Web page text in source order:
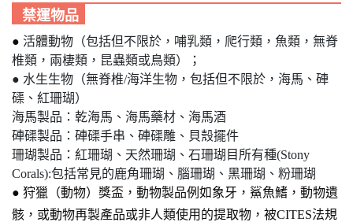
禁運物品
● 活體動物（包括但不限於，哺乳類，爬行類，魚類，無脊
椎類，兩棲類，昆蟲類或鳥類）；
● 水生生物（無脊椎/海洋生物，包括但不限於，海馬、硨
磲、紅珊瑚）
海馬製品：乾海馬、海馬藥材、海馬酒
硨磲製品：硨磲手串、硨磲雕、貝殼擺件
珊瑚製品：紅珊瑚、天然珊瑚、石珊瑚目所有種(Stony
Corals):包括常見的鹿角珊瑚、腦珊瑚、黑珊瑚、粉珊瑚
● 狩獵（動物）獎盃，動物製品例如象牙，鯊魚鰭，動物遺
骸，或動物再製產品或非人類使用的提取物，被CITES法規